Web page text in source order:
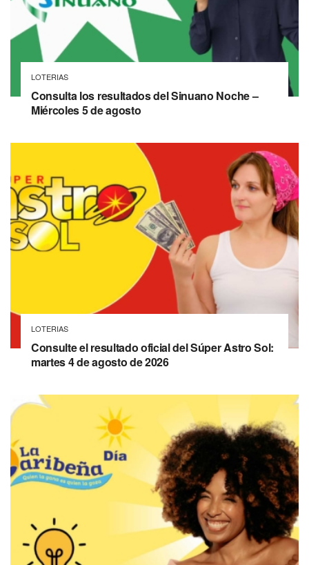
LOTERIAS
Consulta los resultados del Sinuano Noche –
Miércoles 5 de agosto
LOTERIAS
Consulte el resultado oficial del Súper Astro Sol:
martes 4 de agosto de 2026